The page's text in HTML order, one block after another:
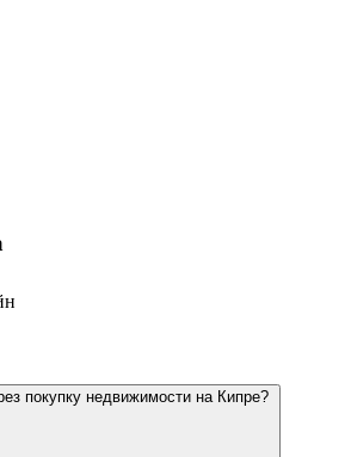
покупку недвижимости на Кипре?